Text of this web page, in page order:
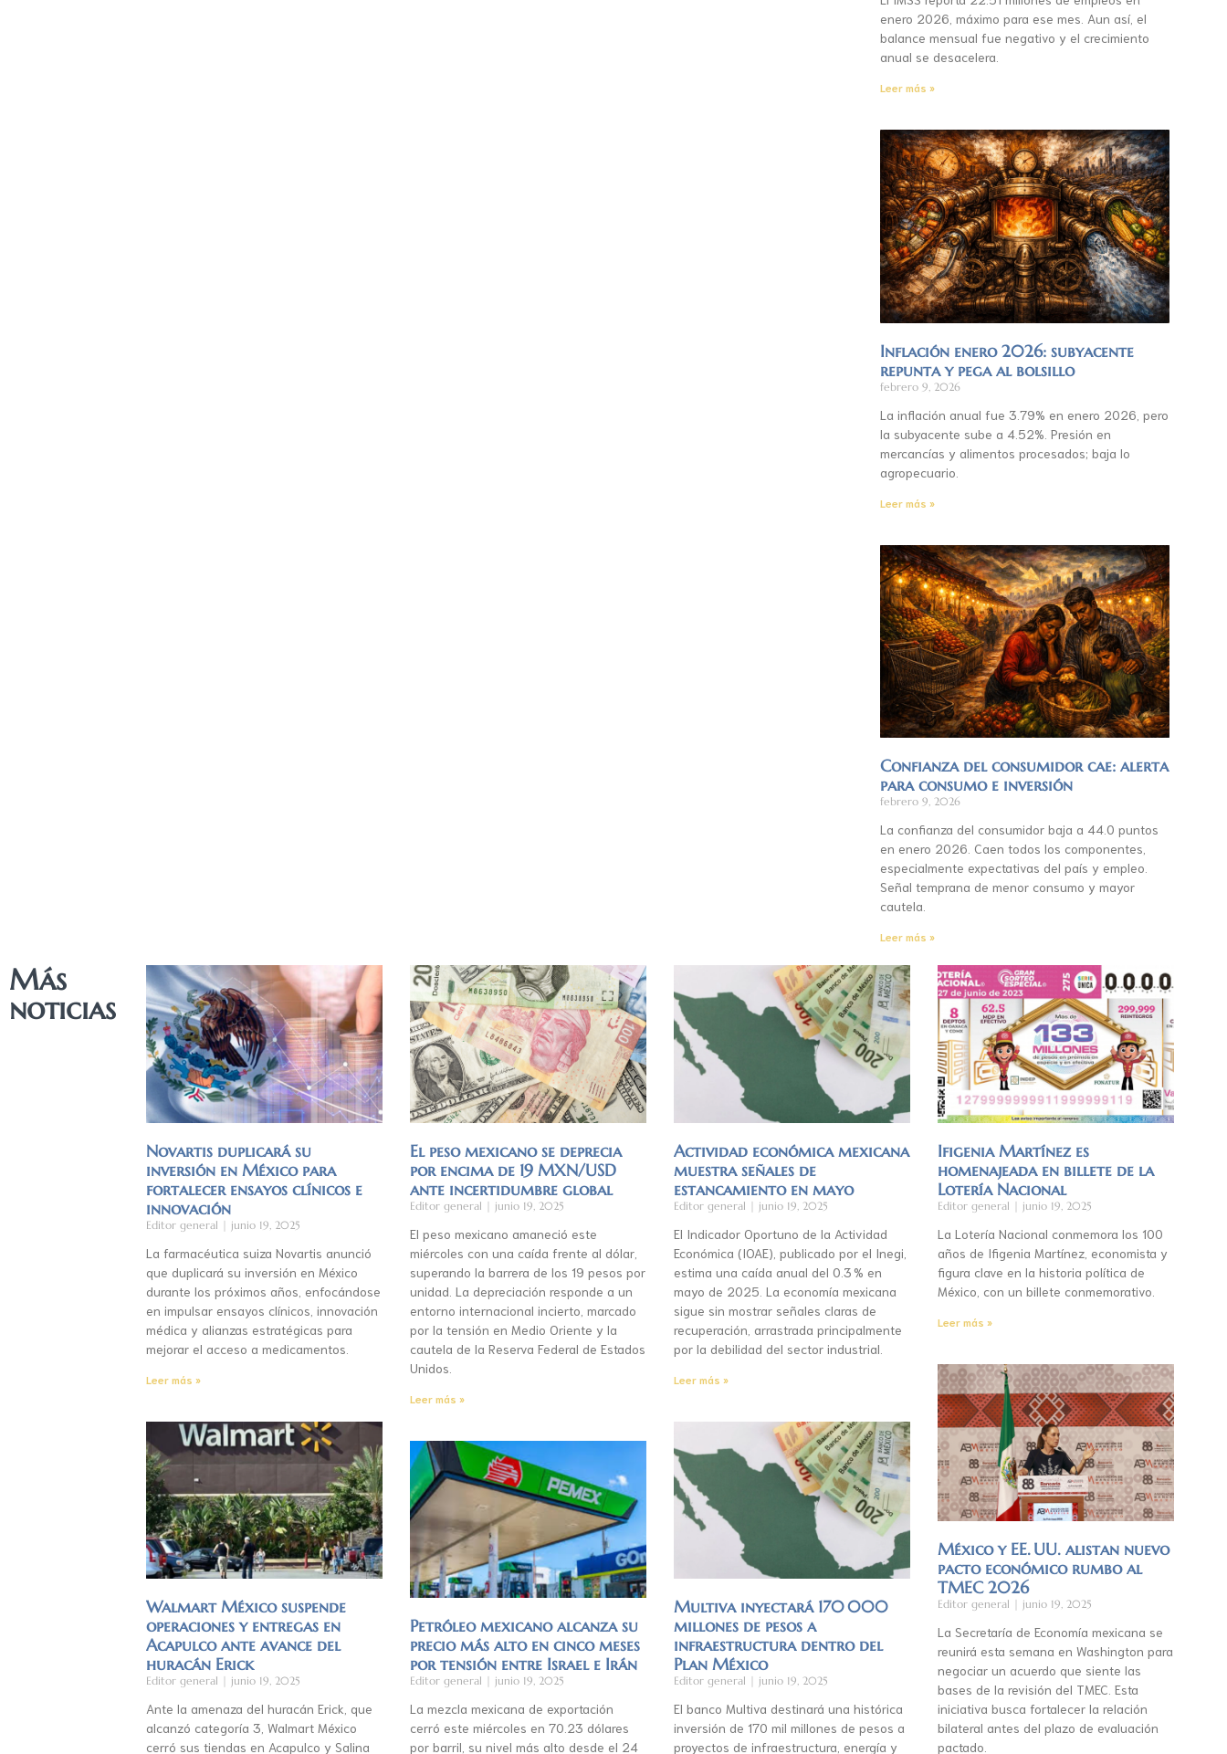
enero 2026, máximo para ese mes. Aun así, el
balance mensual fue negativo y el crecimiento
anual se desacelera.
Leer más »
Inflación enero 2026: subyacente
repunta y pega al bolsillo
febrero 9, 2026
La inflación anual fue 3.79% en enero 2026, pero
la subyacente sube a 4.52%. Presión en
mercancías y alimentos procesados; baja lo
agropecuario.
Leer más »
Confianza del consumidor cae: alerta
para consumo e inversión
febrero 9, 2026
La confianza del consumidor baja a 44.0 puntos
en enero 2026. Caen todos los componentes,
especialmente expectativas del país y empleo.
Señal temprana de menor consumo y mayor
cautela.
Leer más »
Más
noticias
Novartis duplicará su
inversión en México para
fortalecer ensayos clínicos e
innovación
Editor general junio 19, 2025
La farmacéutica suiza Novartis anunció
que duplicará su inversión en México
durante los próximos años, enfocándose
en impulsar ensayos clínicos, innovación
médica y alianzas estratégicas para
mejorar el acceso a medicamentos.
Leer más »
El peso mexicano se deprecia
por encima de 19 MXN/USD
ante incertidumbre global
Editor general junio 19, 2025
El peso mexicano amaneció este
miércoles con una caída frente al dólar,
superando la barrera de los 19 pesos por
unidad. La depreciación responde a un
entorno internacional incierto, marcado
por la tensión en Medio Oriente y la
cautela de la Reserva Federal de Estados
Unidos.
Leer más »
Actividad económica mexicana
muestra señales de
estancamiento en mayo
Editor general junio 19, 2025
El Indicador Oportuno de la Actividad
Económica (IOAE), publicado por el Inegi,
estima una caída anual del 0.3 % en
mayo de 2025. La economía mexicana
sigue sin mostrar señales claras de
recuperación, arrastrada principalmente
por la debilidad del sector industrial.
Leer más »
Ifigenia Martínez es
homenajeada en billete de la
Lotería Nacional
Editor general junio 19, 2025
La Lotería Nacional conmemora los 100
años de Ifigenia Martínez, economista y
figura clave en la historia política de
México, con un billete conmemorativo.
Leer más »
Walmart México suspende
operaciones y entregas en
Acapulco ante avance del
huracán Erick
Editor general junio 19, 2025
Ante la amenaza del huracán Erick, que
alcanzó categoría 3, Walmart México
cerró sus tiendas en Acapulco y Salina
Petróleo mexicano alcanza su
precio más alto en cinco meses
por tensión entre Israel e Irán
Editor general junio 19, 2025
La mezcla mexicana de exportación
cerró este miércoles en 70.23 dólares
por barril, su nivel más alto desde el 24
Multiva inyectará 170 000
millones de pesos a
infraestructura dentro del
Plan México
Editor general junio 19, 2025
El banco Multiva destinará una histórica
inversión de 170 mil millones de pesos a
proyectos de infraestructura, energía y
México y EE. UU. alistan nuevo
pacto económico rumbo al
TMEC 2026
Editor general junio 19, 2025
La Secretaría de Economía mexicana se
reunirá esta semana en Washington para
negociar un acuerdo que siente las
bases de la revisión del TMEC. Esta
iniciativa busca fortalecer la relación
bilateral antes del plazo de evaluación
pactado.